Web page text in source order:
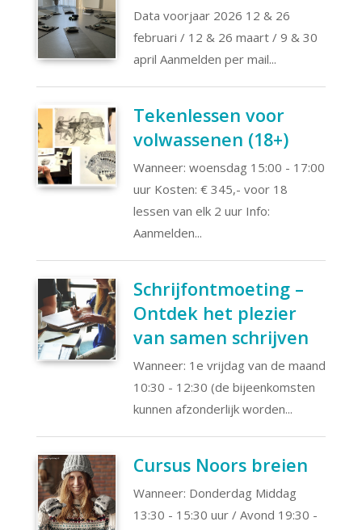
Data voorjaar 2026 12 & 26
februari / 12 & 26 maart / 9 & 30
april Aanmelden per mail...
Tekenlessen voor
volwassenen (18+)
Wanneer: woensdag 15:00 - 17:00
uur Kosten: € 345,- voor 18
lessen van elk 2 uur Info:
Aanmelden...
Schrijfontmoeting –
Ontdek het plezier
van samen schrijven
Wanneer: 1e vrijdag van de maand
10:30 - 12:30 (de bijeenkomsten
kunnen afzonderlijk worden...
Cursus Noors breien
Wanneer: Donderdag Middag
13:30 - 15:30 uur / Avond 19:30 -